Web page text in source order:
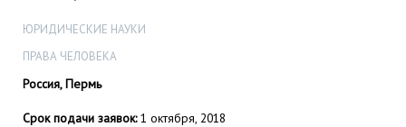
ЮРИДИЧЕСКИЕ НАУКИ
ПРАВА ЧЕЛОВЕКА
Россия, Пермь
Срок подачи заявок:1 октября, 2018